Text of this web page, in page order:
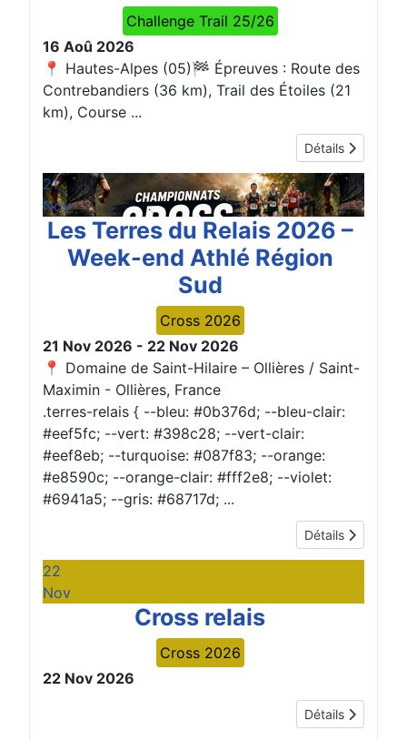
Challenge Trail 25/26
16 Aoû 2026
📍 Hautes-Alpes (05)🏁 Épreuves : Route des
Contrebandiers (36 km), Trail des Étoiles (21
km), Course ...
Détails
21
Nov
Les Terres du Relais 2026 –
Week-end Athlé Région
Sud
Cross 2026
21 Nov 2026 - 22 Nov 2026
📍 Domaine de Saint-Hilaire – Ollières / Saint-
Maximin - Ollières, France
.terres-relais { --bleu: #0b376d; --bleu-clair:
#eef5fc; --vert: #398c28; --vert-clair:
#eef8eb; --turquoise: #087f83; --orange:
#e8590c; --orange-clair: #fff2e8; --violet:
#6941a5; --gris: #68717d; ...
Détails
22
Nov
Cross relais
Cross 2026
22 Nov 2026
Détails